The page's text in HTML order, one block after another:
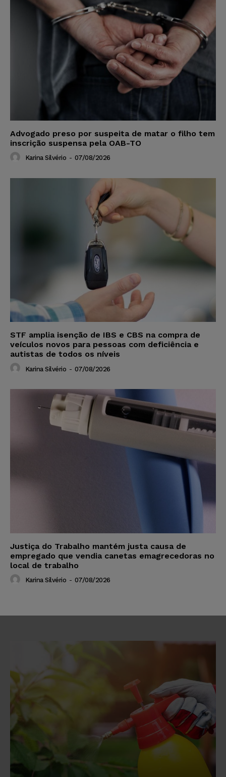
Advogado preso por suspeita de matar o filho tem
inscrição suspensa pela OAB-TO
Karina Silvério - 07/08/2026
STF amplia isenção de IBS e CBS na compra de
veículos novos para pessoas com deficiência e
autistas de todos os níveis
Karina Silvério - 07/08/2026
Justiça do Trabalho mantém justa causa de
empregado que vendia canetas emagrecedoras no
local de trabalho
Karina Silvério - 07/08/2026